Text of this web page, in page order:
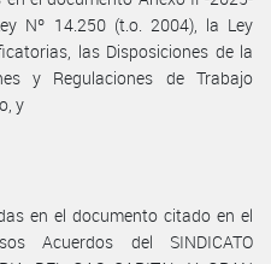
Nº 14.250 (t.o. 2004), la Ley
las Disposiciones de la
y Regulaciones de Trabajo
y
en el documento citado en el
Acuerdos del SINDICATO